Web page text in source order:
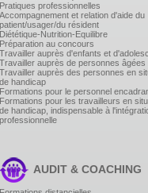
Pratiques professionnelles
Accompagnement et relation d'aide du
patient/usager/du résident
Diététique-Nutrition-Equilibre
Préparation au concours
Travailler auprès d'enfants et
Travailler auprès de personnes âgées
Travailler auprès des personnes en
de handicap
Formations pour le personnel
Formations pour les travailleurs en
de handicap, indispensable à
professionnelle
AUDIT & COACHING